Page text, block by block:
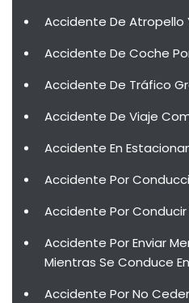
Accidente De Atropello
Accidente De Coche
Accidente De Tráfico
Accidente De Viaje
Accidente En
Accidente Por
Accidente Por Conducir
Accidente Por Enviar
Mientras Se Conduce
Accidente Por No Ceder